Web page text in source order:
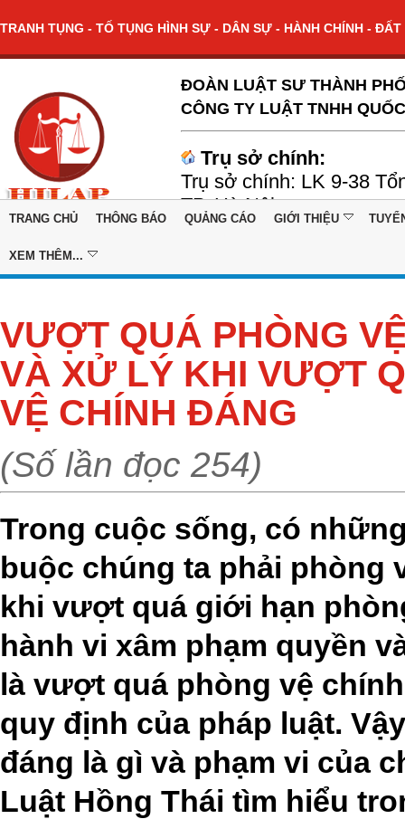
TRANH TỤNG - TỐ TỤNG HÌNH SỰ - DÂN SỰ - HÀNH CHÍNH -
ĐOÀN LUẬT SƯ THÀNH
CÔNG TY LUẬT TNHH
Trụ sở chính:
Trụ sở chính: LK 9-38
TP. Hà Nội
TRANG CHỦ THÔNG BÁO QUẢNG CÁO GIỚI THIỆU
XEM THÊM...
VƯỢT QUÁ PHÒNG
VÀ XỬ LÝ KHI VƯỢT
VỆ CHÍNH ĐÁNG
(Số lần đọc 254)
Trong cuộc sống, có
buộc chúng ta phải phòng
khi vượt quá giới hạn
hành vi xâm phạm quyền
là vượt quá phòng vệ
quy định của pháp luật.
đáng là gì và phạm vi của
Luật Hồng Thái tìm hiểu